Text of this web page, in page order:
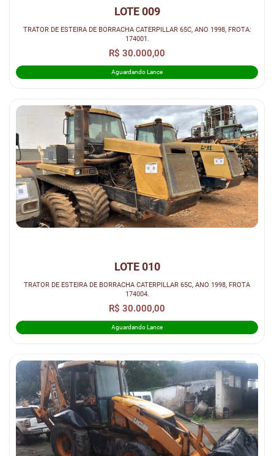
LOTE 009
TRATOR DE ESTEIRA DE BORRACHA CATERPILLAR 65C, ANO 1998, FROTA:
174001.
R$ 30.000,00
Aguardando Lance
LOTE 010
TRATOR DE ESTEIRA DE BORRACHA CATERPILLAR 65C, ANO 1998, FROTA
174004.
R$ 30.000,00
Aguardando Lance